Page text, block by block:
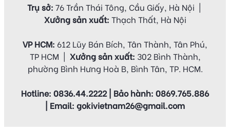
Trụ sở: 76 Trần Thái Tông, Cầu Giấy, Hà Nội |
Xưởng sản xuất: Thạch Thất, Hà Nội
VP HCM: 612 Lũy Bán Bích, Tân Thành, Tân Phú,
TP HCM | Xưởng sản xuất: 302 Bình Thành,
phường Bình Hưng Hoà B, Bình Tân, TP. HCM.
Hotline: 0836.44.2222 | Bảo hành: 0869.765.886
| Email: gokivietnam26@gmail.com